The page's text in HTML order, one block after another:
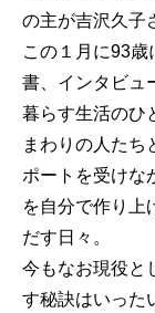
の主が吉沢久子
この１月に93
書、インタビュ
暮らす生活のひ
まわりの人たち
ポートを受けな
を自分で作り上
だす日々。
今もなお現役と
す秘訣はいった